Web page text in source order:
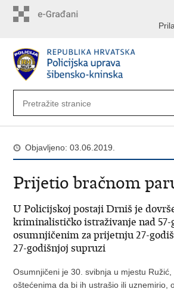
Objavljeno: 03.06.2019.
Prijetio bračnom
U Policijskoj postaji Drniš je
kriminalističko istraživanje nad
osumnjičenim za prijetnju 27-
27-godišnjoj supruzi
Osumnjičeni je 30. svibnja u mjestu
oštećenima da bi ih ustrašio ili uznemirio,